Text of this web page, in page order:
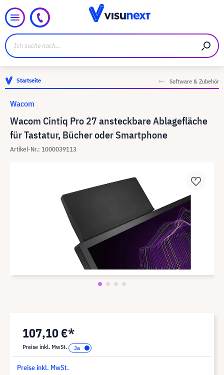
Startseite Software & Zubehör
Wacom Cintiq Pro 27 ansteckbare Ablagefläche
für Tastatur, Bücher oder Smartphone
Artikel-Nr.: 1000039113
Wacom
107,10 €*
Preise inkl. MwSt.
Preise inkl. MwSt.